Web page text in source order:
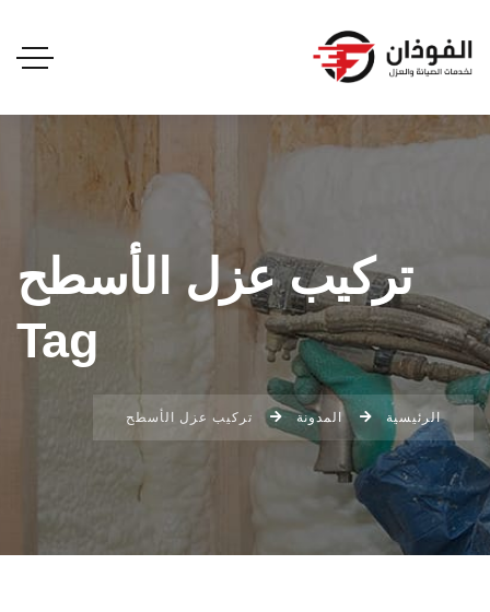
تركيب عزل الأسطح
Tag
الرئيسية المدونة تركيب عزل الأسطح